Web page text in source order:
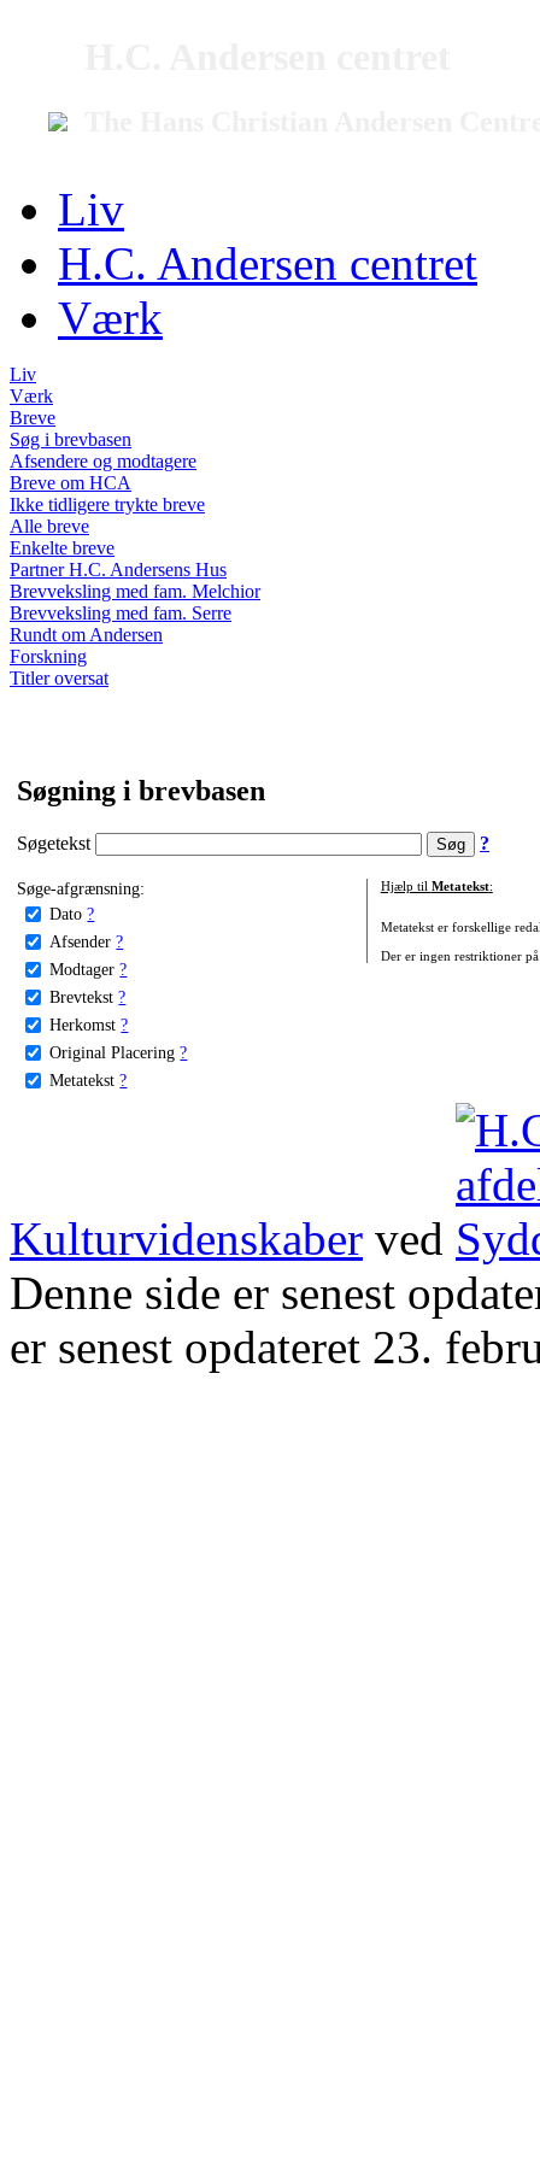
Liv
H.C. Andersen centret
Værk
Liv
Værk
Breve
Søg i brevbasen
Afsendere og modtagere
Breve om HCA
Ikke tidligere trykte breve
Alle breve
Enkelte breve
Partner H.C. Andersens Hus
Brevveksling med fam. Melchior
Brevveksling med fam. Serre
Rundt om Andersen
Forskning
Titler oversat
Søgning i brevbasen
Søgetekst ?
Søge-afgrænsning:
Dato ?
Afsender ?
Modtager ?
Brevtekst ?
Herkomst ?
Original Placering ?
Metatekst ?
Hjælp til Metatekst:
Metatekst er forskellige
Der er ingen restriktioner
Kulturvidenskaber ved
Denne side er senest
er senest opdateret 23.